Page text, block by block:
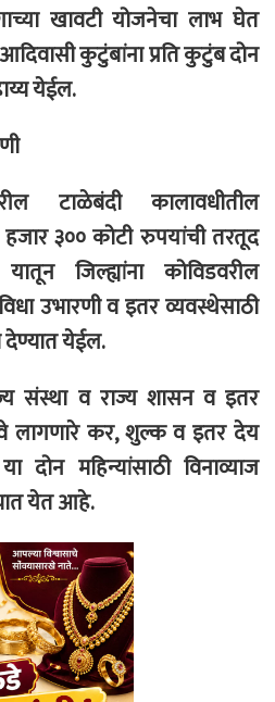
खावटी योजनेचा लाभ घेत
कुटुंबांना प्रति कुटुंब दोन
येईल.
टाळेबंदी कालावधीतील
हजार ३०० कोटी रुपयांची तरतूद
जिल्ह्यांना कोविडवरील
उभारणी व इतर व्यवस्थेसाठी
देण्यात येईल.
संस्था व राज्य शासन व इतर
लागणारे कर, शुल्क व इतर देय
महिन्यांसाठी विनाव्याज
येत आहे.